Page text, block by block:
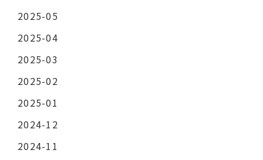
2025-05
2025-04
2025-03
2025-02
2025-01
2024-12
2024-11